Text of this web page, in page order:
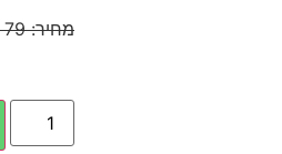
מחיר:
79